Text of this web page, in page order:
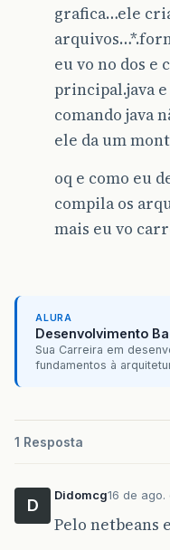
grafica…ele
eu vo no dos e
principal.java
comando java
ele da um
oq e como eu
compila os
mais eu vo
ALURA
Desenvolvimento
Sua Carreira em
fundamentos à
1 Resposta
D
Didomcg16 de ago.
Pelo netbeans